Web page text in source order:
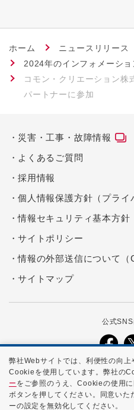
ホーム
ニュースリリース
2024年のインフォメーショ
コモン・クリエーション株
パートナーに参加
災害・工事・故障情報
よくあるご質問
採用情報
個人情報保護方針（プライ
情報セキュリティ基本方針
サイトポリシー
情報の外部送信について（
サイトマップ
公式SNS
本ホームページに記載する会社名、
商号、登録商標、または商標です。
Copyright ©2026 NTTPC
弊社Webサイトでは、利便性の向
Cookieを使用しています。弊社の
ー をご参照のうえ、Cookieの使用
ボタンを押してください。同意いた
ーの設定を無効化してください。